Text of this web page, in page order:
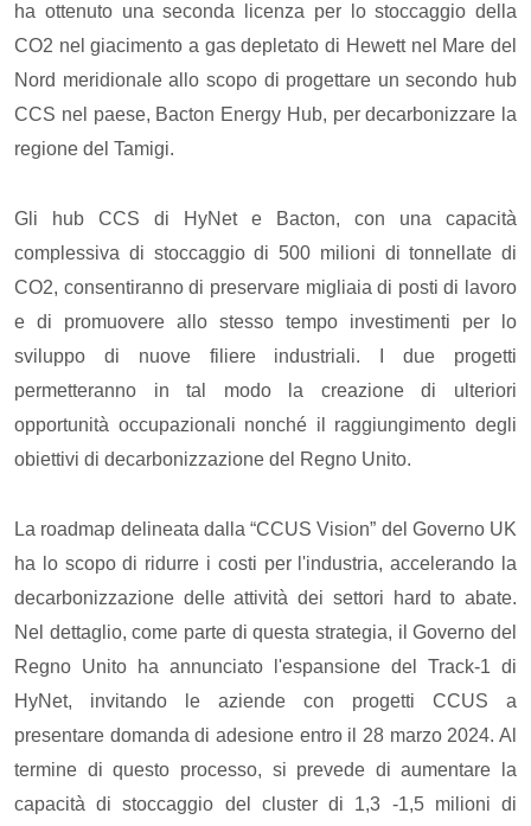
ha ottenuto una seconda licenza per lo stoccaggio della
CO2 nel giacimento a gas depletato di Hewett nel Mare del
Nord meridionale allo scopo di progettare un secondo hub
CCS nel paese, Bacton Energy Hub, per decarbonizzare la
regione del Tamigi.
Gli hub CCS di HyNet e Bacton, con una capacità
complessiva di stoccaggio di 500 milioni di tonnellate di
CO2, consentiranno di preservare migliaia di posti di lavoro
e di promuovere allo stesso tempo investimenti per lo
sviluppo di nuove filiere industriali. I due progetti
permetteranno in tal modo la creazione di ulteriori
opportunità occupazionali nonché il raggiungimento degli
obiettivi di decarbonizzazione del Regno Unito.
La roadmap delineata dalla “CCUS Vision” del Governo UK
ha lo scopo di ridurre i costi per l'industria, accelerando la
decarbonizzazione delle attività dei settori hard to abate.
Nel dettaglio, come parte di questa strategia, il Governo del
Regno Unito ha annunciato l'espansione del Track-1 di
HyNet, invitando le aziende con progetti CCUS a
presentare domanda di adesione entro il 28 marzo 2024. Al
termine di questo processo, si prevede di aumentare la
capacità di stoccaggio del cluster di 1,3 -1,5 milioni di